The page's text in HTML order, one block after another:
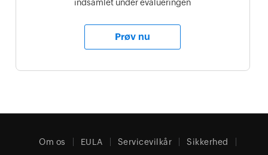
indsamlet under evalueringen
Prøv nu
Om os EULA Servicevilkår Sikkerhed